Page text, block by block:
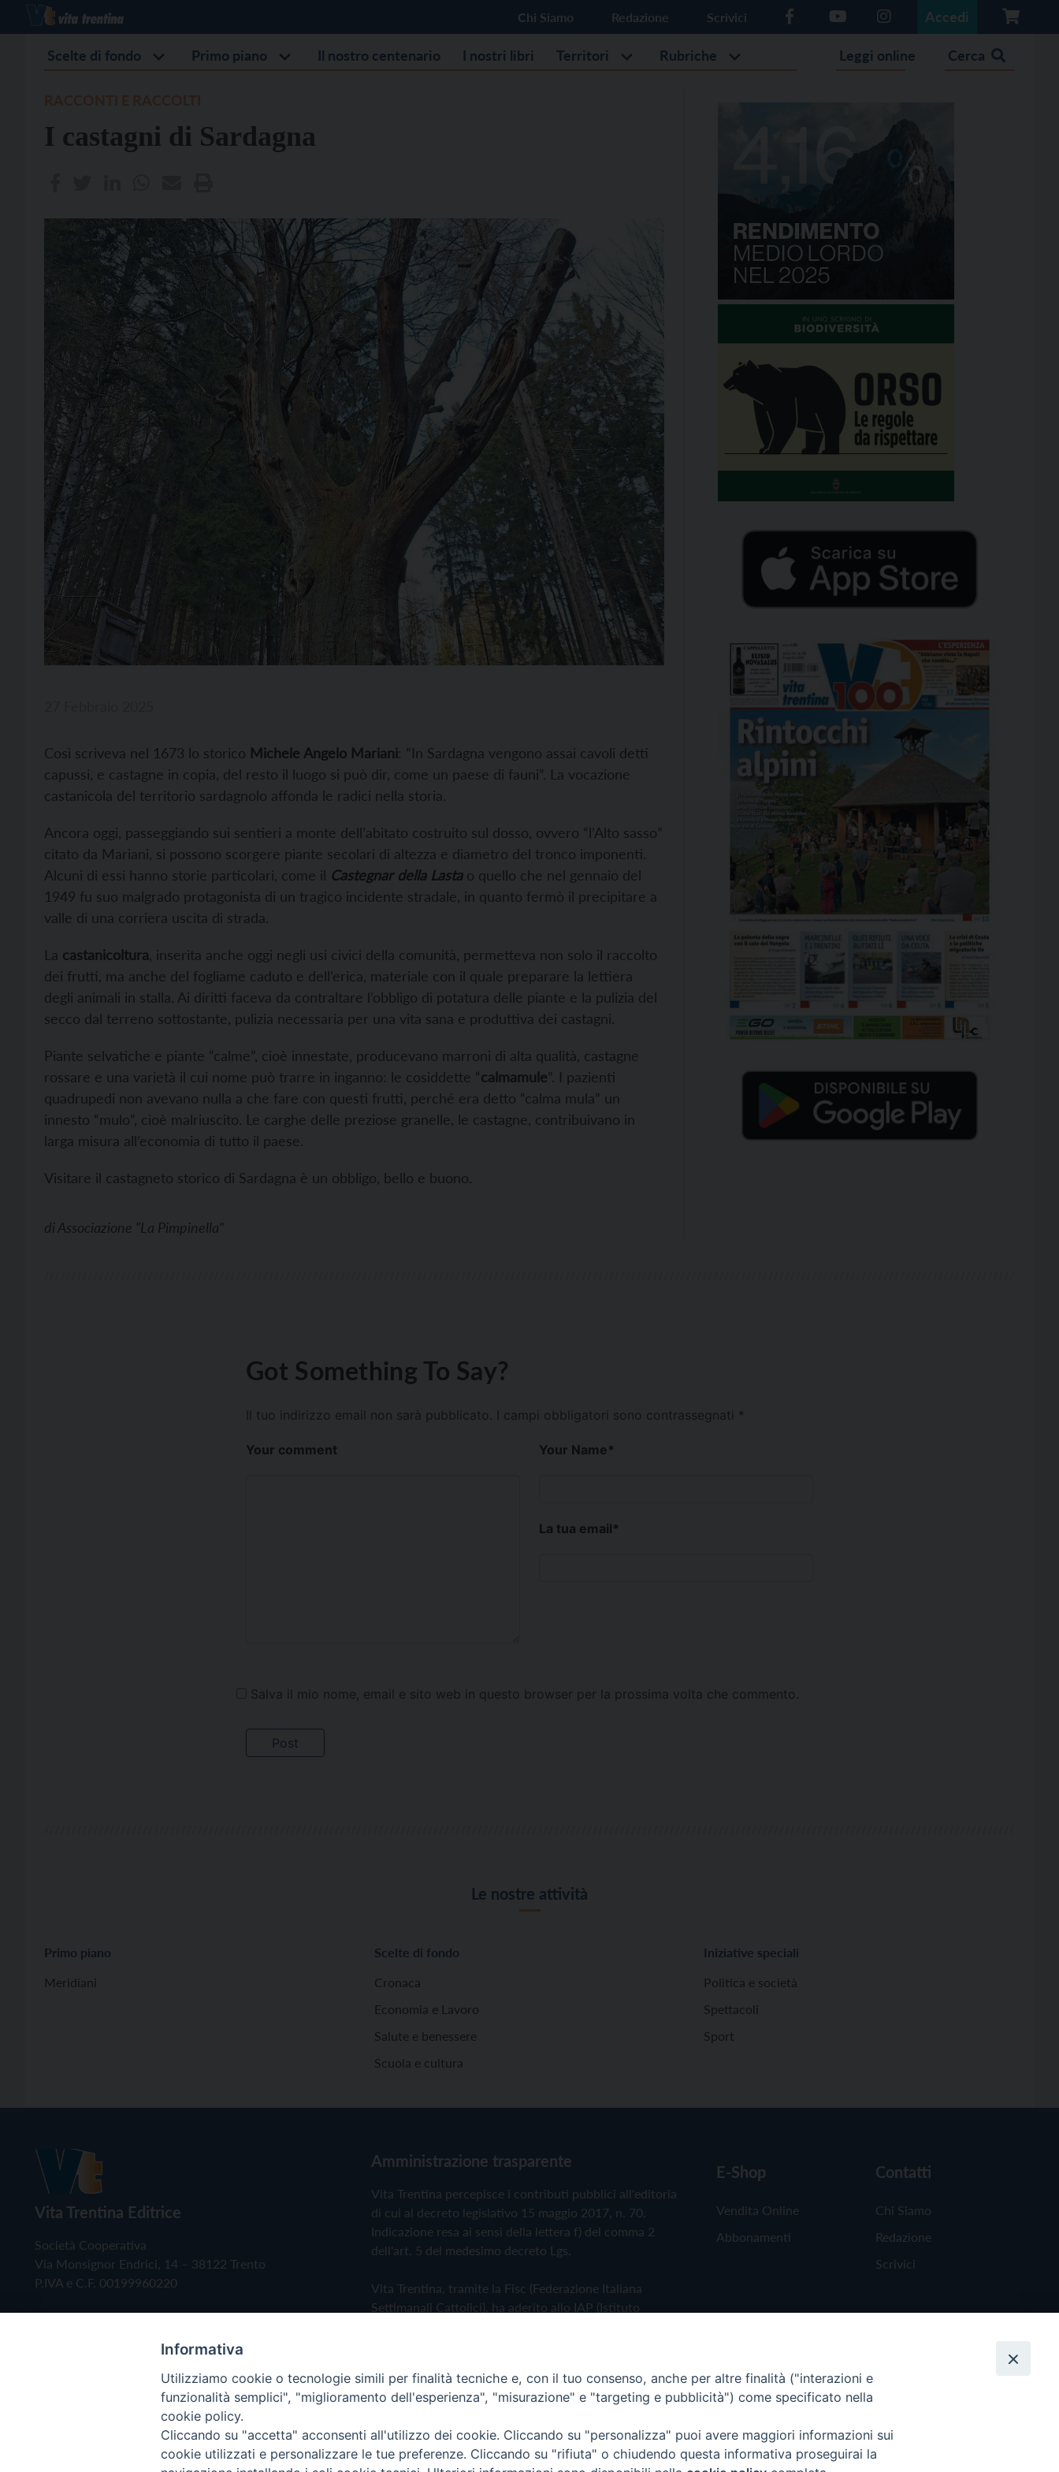
Chi Siamo Redazione Scrivici Accedi
Scelte di fondo Primo piano Il nostro centenario I nostri libri Territori Rubriche Leggi online Cerca
I castagni di Sardagna
Così scriveva nel 1673 lo storico Michele Angelo Mariani: “In Sardagna vengono assai cavoli detti
capussi, e castagne in copia, del resto il luogo si può dir, come un paese di fauni”. La vocazione
castanicola del territorio sardagnolo affonda le radici nella storia.
Ancora oggi, passeggiando sui sentieri a monte dell’abitato costruito sul dosso, ovvero “l’Alto sasso”
citato da Mariani, si possono scorgere piante secolari di altezza e diametro del tronco imponenti.
Alcuni di essi hanno storie particolari, come il Castegnar della Lastao quello che nel gennaio del
1949 fu suo malgrado protagonista di un tragico incidente stradale, in quanto fermò il precipitare a
valle di una corriera uscita di strada.
La castanicoltura , inserita anche oggi negli usi civici della comunità, permetteva non solo il raccolto
dei frutti, ma anche del fogliame caduto e dell’erica, materiale con il quale preparare la lettiera
degli animali in stalla. Ai diritti faceva da contraltare l’obbligo di potatura delle piante e la pulizia del
secco dal terreno sottostante, pulizia necessaria per una vita sana e produttiva dei castagni.
Piante selvatiche e piante “calme”, cioè innestate, producevano marroni di alta qualità, castagne
rossare e una varietà il cui nome può trarre in inganno: le cosiddette “calmamule”. I pazienti
quadrupedi non avevano nulla a che fare con questi frutti, perché era detto “calma mula” un
innesto “mulo”, cioè malriuscito. Le carghe delle preziose granelle, le castagne, contribuivano in
larga misura all’economia di tutto il paese.
Visitare il castagneto storico di Sardagna è un obbligo, bello e buono.
diAssociazione "La Pimpinella"
Got Something To Say?
Il tuo indirizzo email non sarà pubblicato. I campi obbligatori sono contrassegnati *
Your comment Your Name*
La tua email*
Salva il mio nome, email e sito web in questo browser per la prossima volta che commento.
Le nostre attività
Primo piano
Meridiani
Scelte di fondo
Cronaca
Economia e Lavoro
Salute e benessere
Scuola e cultura
Iniziative speciali
Politica e società
Spettacoli
Sport
Vita Trentina Editrice
Società Cooperativa
Via Monsignor Endrici, 14 – 38122 Trento
P.IVA e C.F. 00199960220
Amministrazione trasparente
Vita Trentina percepisce i contributi pubblici all'editoria
di cui al decreto legislativo 15 maggio 2017, n. 70.
Indicazione resa ai sensi della lettera f) del comma 2
dell'art. 5 del medesimo decreto Lgs.
Vita Trentina, tramite la Fisc (Federazione Italiana
Settimanali Cattolici), ha aderito allo IAP (Istituto
Privacy Policy Cookie Policy
E-Shop
Vendita Online
Abbonamenti
Contatti
Chi Siamo
Redazione
Scrivici
Copyright © 2019 - Tutti i diritti riservati - Vita Trentina Editrice
Informativa
Utilizziamo cookie o tecnologie simili per finalità tecniche e, con il tuo consenso, anche per altre finalità ("interazioni e
funzionalità semplici", "miglioramento dell'esperienza", "misurazione" e "targeting e pubblicità") come specificato nella
cookie policy.
Cliccando su "accetta" acconsenti all'utilizzo dei cookie. Cliccando su "personalizza" puoi avere maggiori informazioni sui
cookie utilizzati e personalizzare le tue preferenze. Cliccando su "rifiuta" o chiudendo questa informativa proseguirai la